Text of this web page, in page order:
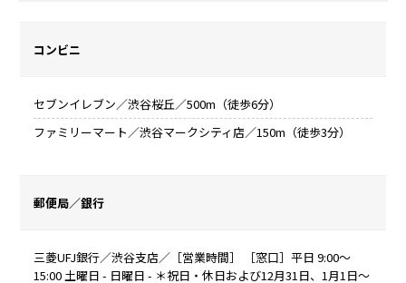
コンビニ
セブンイレブン／渋谷桜丘／500m（徒歩6分）
ファミリーマート／渋谷マークシティ店／150m（徒歩3分）
郵便局／銀行
三菱UFJ銀行／渋谷支店／［営業時間］ ［窓口］平日 9:00～
15:00 土曜日 - 日曜日 - ＊祝日・休日および12月31日、1月1日～